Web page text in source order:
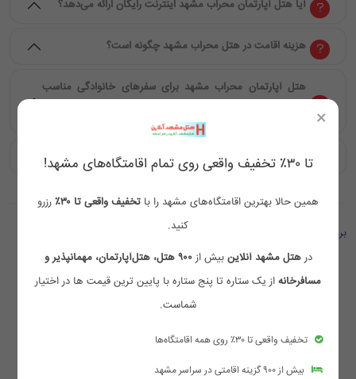
آیا هتل آپارتمان محراب مشهد اینترنت رایگان ارائه می‌دهد؟
هزینه اقامت در هتل محراب مشهد چگونه است؟
هتل آپارتمان محراب مشهد برای سفرهای خانوادگی مناسب
هتل آپارتمان محراب مشهد در کدام فصل بهترین انتخاب است؟
بررسی ها
4.0
بر اساس 7 بازخورد
×
تا ۳۰٪ تخفیف واقعی روی تمام اقامتگاه‌های مشهد!
همین حالا بهترین اقامتگاه‌های مشهد را با تخفیف واقعی تا ۳۰٪
رزرو
کنید.
درهتل مشهد آنلاین بیش از
۹۰۰ هتل، هتل‌آپارتمان، مهمانپذیر و
مسافرخانه از یک ستاره تا پنج ستاره با پایین ترین قیمت ها در اختیار
شماست.
تخفیف واقعی تا ۳۰٪ روی همه اقامتگاه‌ها
بیش از ۹۰۰ گزینه اقامتی در سراسر مشهد